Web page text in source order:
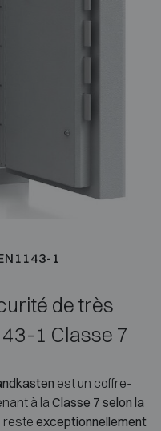
1
de très
1 Classe 7
est un coffre-
à la Classe 7 selon la
reste exceptionnellement